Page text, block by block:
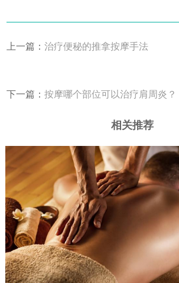
上一篇：治疗便秘的推拿按摩手法
下一篇：按摩哪个部位可以治疗肩周炎？
相关推荐